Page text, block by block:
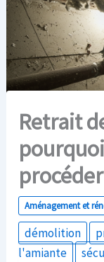
Retrait
Aménagement et
démolition
l'amiante